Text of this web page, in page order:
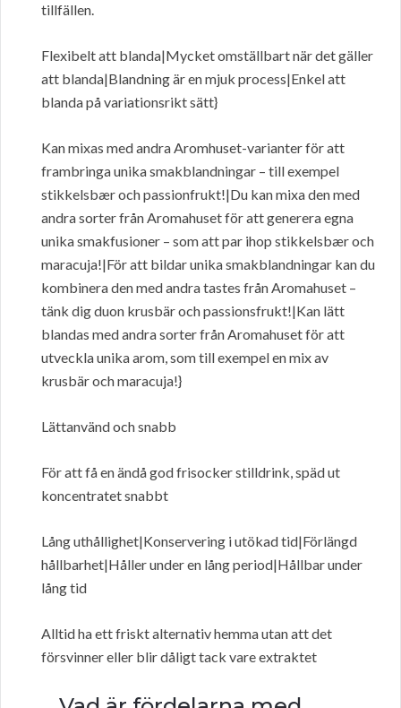
tillfällen.
Flexibelt att blanda|Mycket omställbart när det gäller
att blanda|Blandning är en mjuk process|Enkel att
blanda på variationsrikt sätt}
Kan mixas med andra Aromhuset-varianter för att
frambringa unika smakblandningar – till exempel
stikkelsbær och passionfrukt!|Du kan mixa den med
andra sorter från Aromahuset för att generera egna
unika smakfusioner – som att par ihop stikkelsbær och
maracuja!|För att bildar unika smakblandningar kan du
kombinera den med andra tastes från Aromahuset –
tänk dig duon krusbär och passionsfrukt!|Kan lätt
blandas med andra sorter från Aromahuset för att
utveckla unika arom, som till exempel en mix av
krusbär och maracuja!}
Lättanvänd och snabb
För att få en ändå god frisocker stilldrink, späd ut
koncentratet snabbt
Lång uthållighet|Konservering i utökad tid|Förlängd
hållbarhet|Håller under en lång period|Hållbar under
lång tid
Alltid ha ett friskt alternativ hemma utan att det
försvinner eller blir dåligt tack vare extraktet